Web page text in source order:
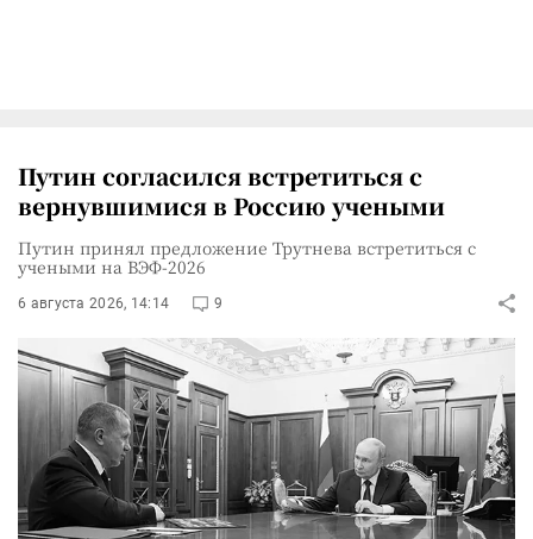
Путин согласился встретиться с
вернувшимися в Россию учеными
Путин принял предложение Трутнева встретиться с
учеными на ВЭФ-2026
6 августа 2026, 14:14 9